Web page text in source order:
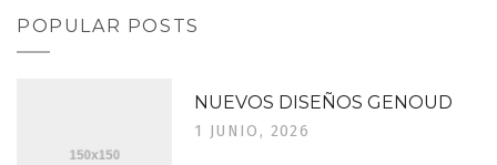
POPULAR POSTS
NUEVOS DISEÑOS GENOUD
1 JUNIO, 2026